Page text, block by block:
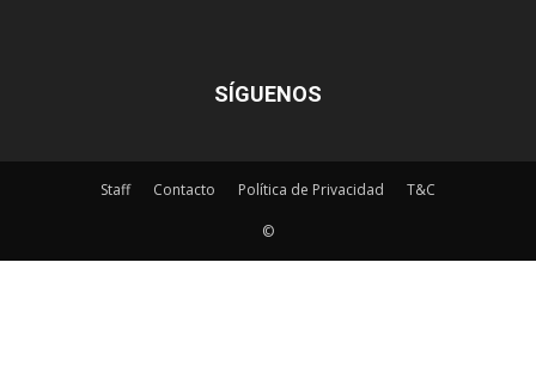
SÍGUENOS
Staff Contacto Política de Privacidad T&C
©